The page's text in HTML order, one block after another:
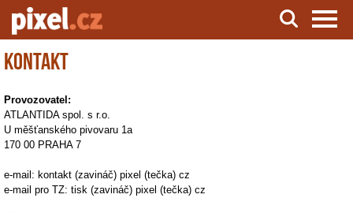
Server o natáčení a zpracování videa
Kontakt
Provozovatel:
ATLANTIDA spol. s r.o.
U měšťanského pivovaru 1a
170 00 PRAHA 7
e-mail: kontakt (zavináč) pixel (tečka) cz
e-mail pro TZ: tisk (zavináč) pixel (tečka) cz